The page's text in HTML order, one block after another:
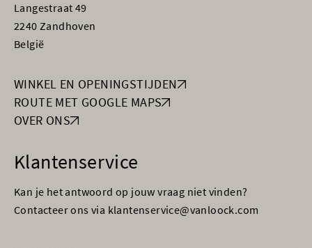
Langestraat 49
2240 Zandhoven
België
WINKEL EN OPENINGSTIJDEN
ROUTE MET GOOGLE MAPS
OVER ONS
Klantenservice
Kan je het antwoord op jouw vraag niet vinden?
Contacteer ons via klantenservice@vanloock.com